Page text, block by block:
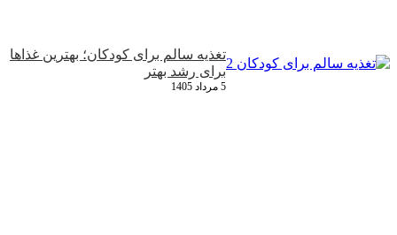
تغذیه سالم برای کودکان؛ بهترین غذاها
برای رشد بهتر
5 مرداد 1405